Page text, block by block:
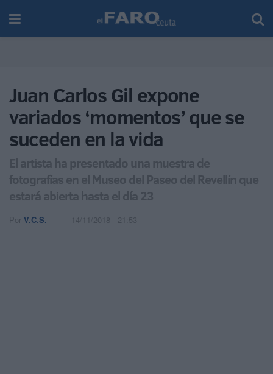
Juan Carlos Gil expone
variados ‘momentos’ que se
suceden en la vida
El artista ha presentado una muestra de
fotografías en el Museo del Paseo del Revellín que
estará abierta hasta el día 23
Por V.C.S. 14/11/2018 - 21:53